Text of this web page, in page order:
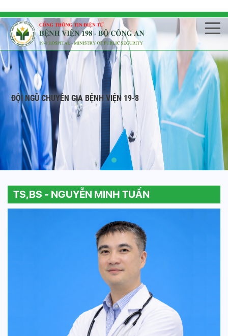
ĐỘI NGŨ CHUYÊN GIA BỆNH VIỆN 19-8
TS,BS - NGUYỄN MINH TUẤN